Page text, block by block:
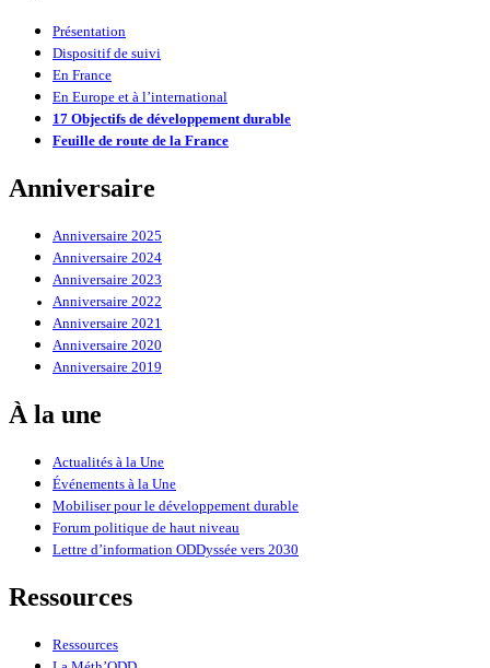
Présentation
Dispositif de suivi
En France
En Europe et à l’international
17 Objectifs de développement durable
Feuille de route de la France
Anniversaire
Anniversaire 2025
Anniversaire 2024
Anniversaire 2023
Anniversaire 2022
Anniversaire 2021
Anniversaire 2020
Anniversaire 2019
À la une
Actualités à la Une
Événements à la Une
Mobiliser pour le développement durable
Forum politique de haut niveau
Lettre d’information ODDyssée vers 2030
Ressources
Ressources